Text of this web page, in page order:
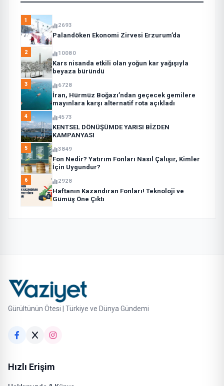
1
2693
Palandöken Ekonomi Zirvesi Erzurum’da
2 10080
Kars nisanda etkili olan yoğun kar yağışıyla
beyaza büründü
3 6728
İran, Hürmüz Boğazı’ndan geçecek gemilere
mayınlara karşı alternatif rota açıkladı
4 4573
KENTSEL DÖNÜŞÜMDE YARISI BİZDEN
KAMPANYASI
5 3849
Fon Nedir? Yatırım Fonları Nasıl Çalışır, Kimler
İçin Uygundur?
6 2928
Haftanın Kazandıran Fonları! Teknoloji ve
Gümüş Öne Çıktı
Gürültünün Ötesi | Türkiye ve Dünya Gündemi
Hızlı Erişim